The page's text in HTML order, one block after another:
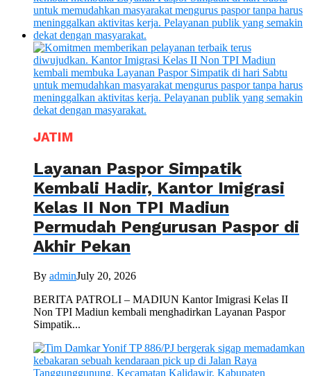
JATIM
Layanan Paspor Simpatik
Kembali Hadir, Kantor Imigrasi
Kelas II Non TPI Madiun
Permudah Pengurusan Paspor di
Akhir Pekan
By adminJuly 20, 2026
BERITA PATROLI – MADIUN Kantor Imigrasi Kelas II
Non TPI Madiun kembali menghadirkan Layanan Paspor
Simpatik...